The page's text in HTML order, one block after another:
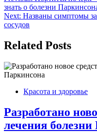
по
записям
знать о болезни
Next: Названы симптомы
сосудов
Related Posts
Красота и здоровье
Разработано
лечения